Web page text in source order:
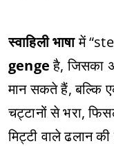
स्वाहिली भाषामें
gengeहै, जिसका
मान सकते हैं, बल्कि
चट्टानों से भरा,
मिट्टी वाले ढलान